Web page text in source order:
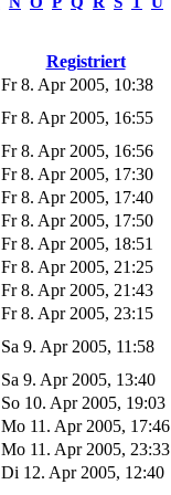
Registriert
Fr 8. Apr 2005, 10:38
Fr 8. Apr 2005, 16:55
Fr 8. Apr 2005, 16:56
Fr 8. Apr 2005, 17:30
Fr 8. Apr 2005, 17:40
Fr 8. Apr 2005, 17:50
Fr 8. Apr 2005, 18:51
Fr 8. Apr 2005, 21:25
Fr 8. Apr 2005, 21:43
Fr 8. Apr 2005, 23:15
Sa 9. Apr 2005, 11:58
Sa 9. Apr 2005, 13:40
So 10. Apr 2005, 19:03
Mo 11. Apr 2005, 17:46
Mo 11. Apr 2005, 23:33
Di 12. Apr 2005, 12:40